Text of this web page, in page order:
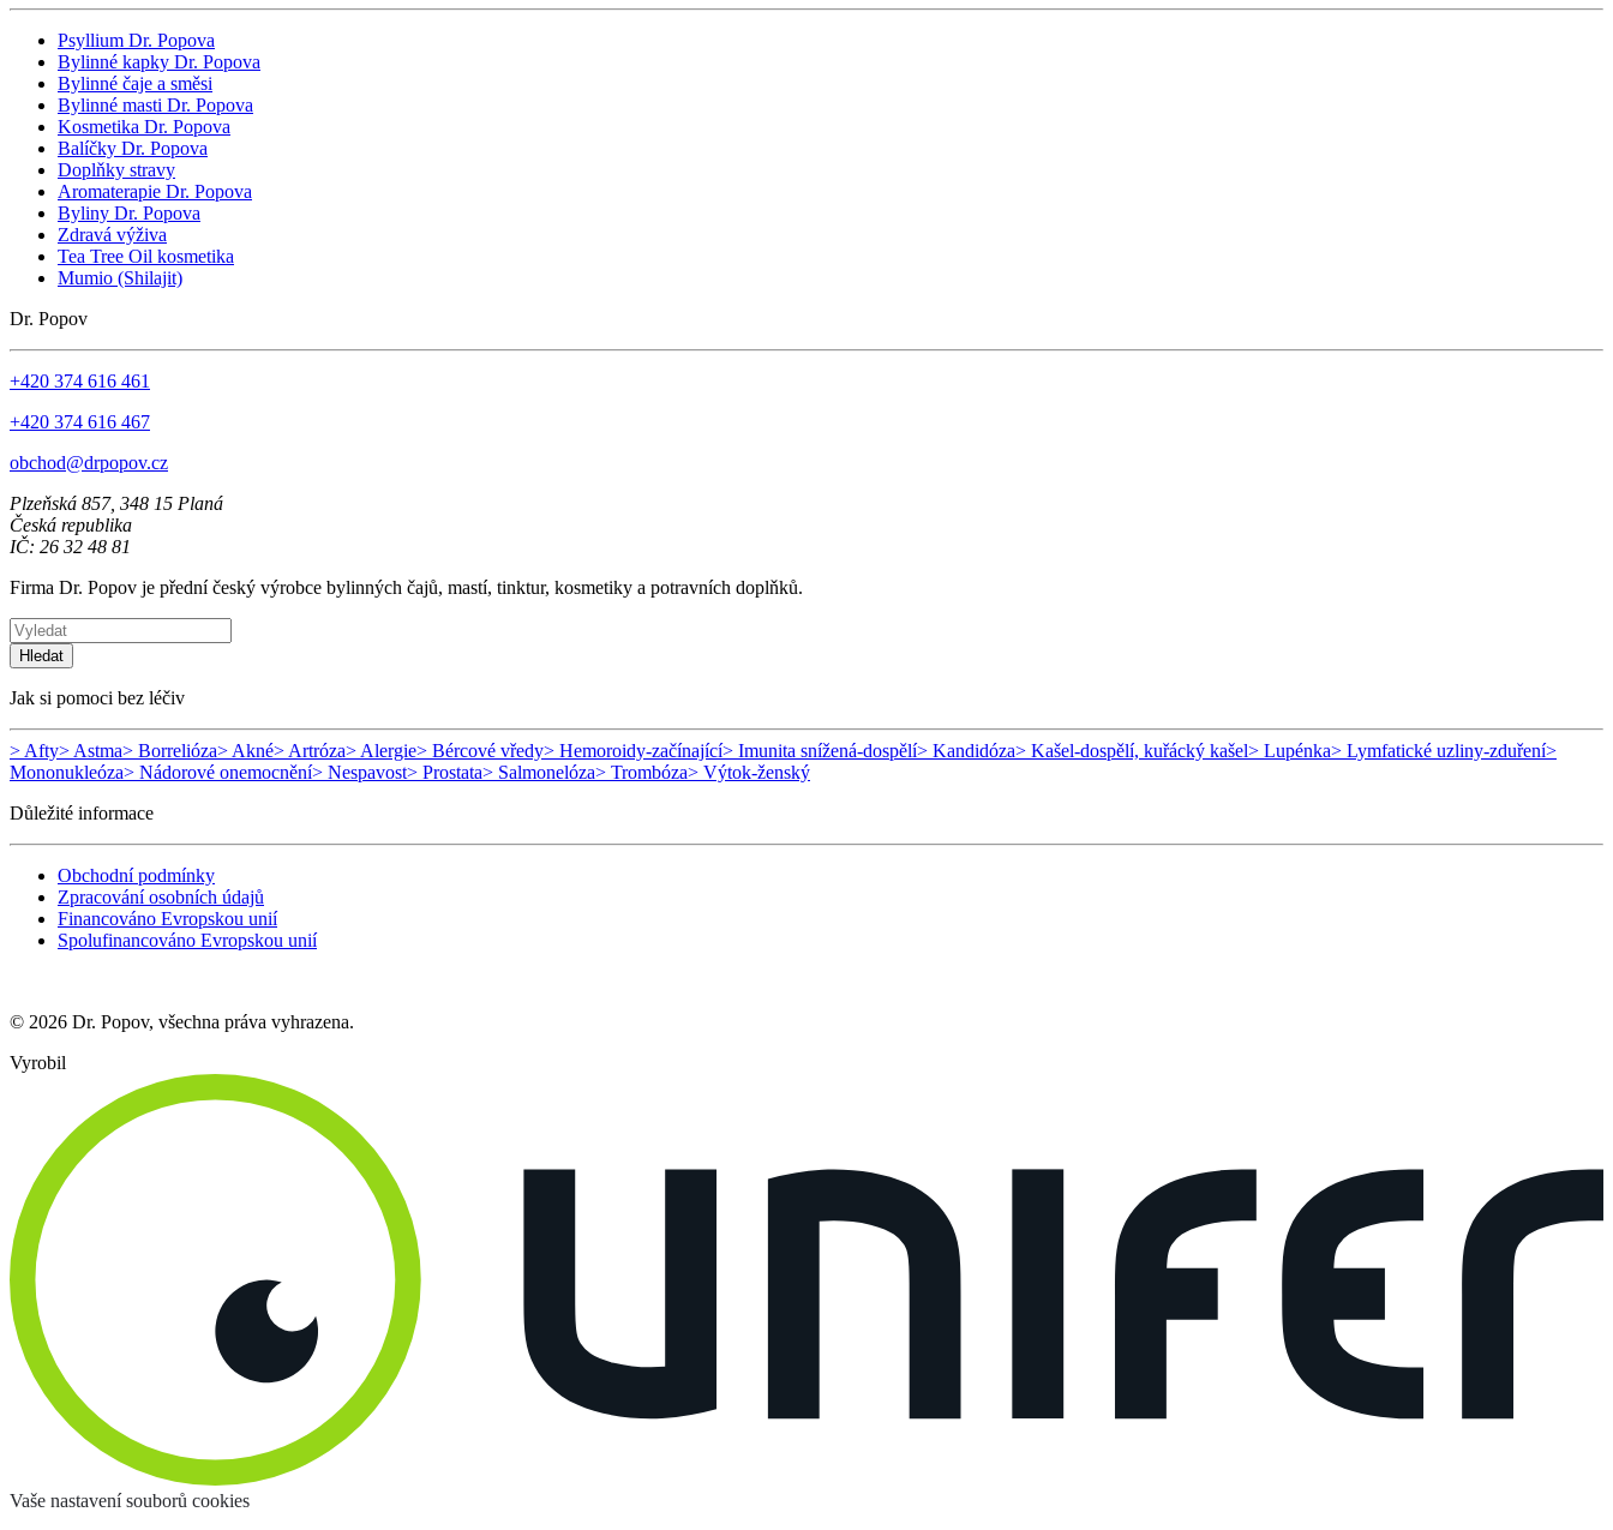
Psyllium Dr. Popova
Bylinné kapky Dr. Popova
Bylinné čaje a směsi
Bylinné masti Dr. Popova
Kosmetika Dr. Popova
Balíčky Dr. Popova
Doplňky stravy
Aromaterapie Dr. Popova
Byliny Dr. Popova
Zdravá výživa
Tea Tree Oil kosmetika
Mumio (Shilajit)
Dr. Popov
+420 374 616 461
+420 374 616 467
obchod@drpopov.cz
Plzeňská 857, 348 15 Planá
Česká republika
IČ: 26 32 48 81
Firma Dr. Popov je přední český výrobce bylinných čajů, mastí, tinktur, kosmetiky a potravních doplňků.
Hledat
Jak si pomoci bez léčiv
> Afty> Astma> Borrelióza> Akné> Artróza> Alergie> Bércové vředy> Hemoroidy-začínající> Imunita snížená-dospělí> Kandidóza> Kašel-dospělí, kuřácký kašel> Lupénka> Lymfatické uzliny-zduření>
Mononukleóza> Nádorové onemocnění> Nespavost> Prostata> Salmonelóza> Trombóza> Výtok-ženský
Důležité informace
Obchodní podmínky
Zpracování osobních údajů
Financováno Evropskou unií
Spolufinancováno Evropskou unií
© 2026 Dr. Popov, všechna práva vyhrazena.
Vyrobil
Vaše nastavení souborů cookies